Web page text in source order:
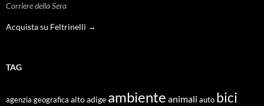
Corriere della Sera
Acquista su Feltrinelli →
TAG
agenzia geografica alto adige ambiente animali auto bici